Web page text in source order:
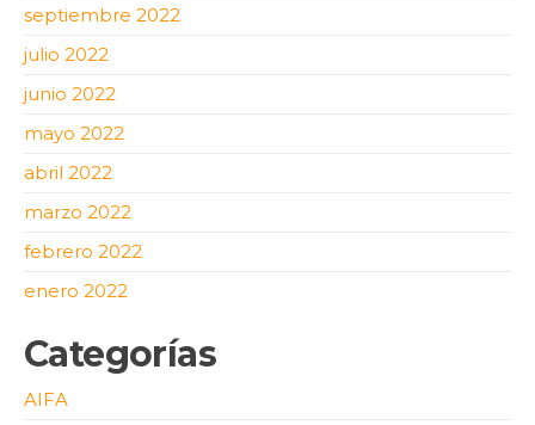
septiembre 2022
julio 2022
junio 2022
mayo 2022
abril 2022
marzo 2022
febrero 2022
enero 2022
Categorías
AIFA